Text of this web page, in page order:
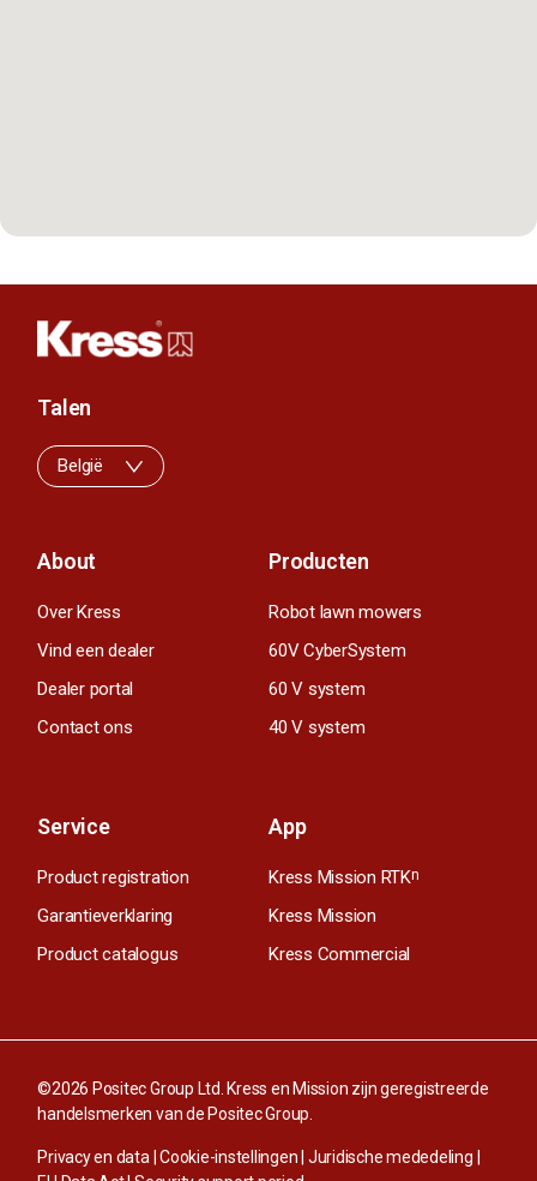
About
Over Kress
Vind een dealer
Dealer portal
Contact ons
Producten
Robot lawn mowers
60V CyberSystem
60 V system
40 V system
Service
Product registration
Garantieverklaring
Product catalogus
App
Kress Mission RTKn
Kress Mission
Kress Commercial
Talen
België
©2026 Positec Group Ltd. Kress en Mission zijn geregistreerde
handelsmerken van de Positec Group.
Privacy en data |Cookie-instellingen| Juridische mededeling |